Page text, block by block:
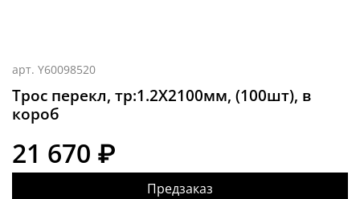
арт. Y60098520
Трос перекл, тр:1.2X2100мм, (100шт), в
короб
21 670 ₽
Предзаказ